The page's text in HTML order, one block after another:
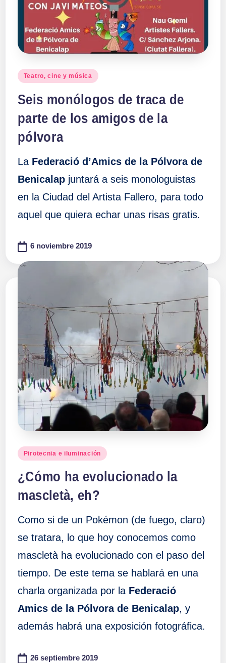
Publicado
Teatro, cine y música
Seis monólogos de traca de
parte de los amigos de la
pólvora
La Federació d’Amics de la Pólvora de
Benicalapjuntará a seis monologuistas
en la Ciudad del Artista Fallero, para todo
aquel que quiera echar unas risas gratis.
6 noviembre 2019
Publicado
Pirotecnia e iluminación
¿Cómo ha evolucionado la
mascletà, eh?
Como si de un Pokémon (de fuego, claro)
se tratara, lo que hoy conocemos como
mascletà ha evolucionado con el paso del
tiempo. De este tema se hablará en una
charla organizada por la Federació
Amics de la Pólvora de Benicalap, y
además habrá una exposición fotográfica.
26 septiembre 2019